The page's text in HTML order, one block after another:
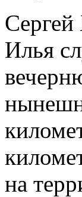
Сергей
Илья
на